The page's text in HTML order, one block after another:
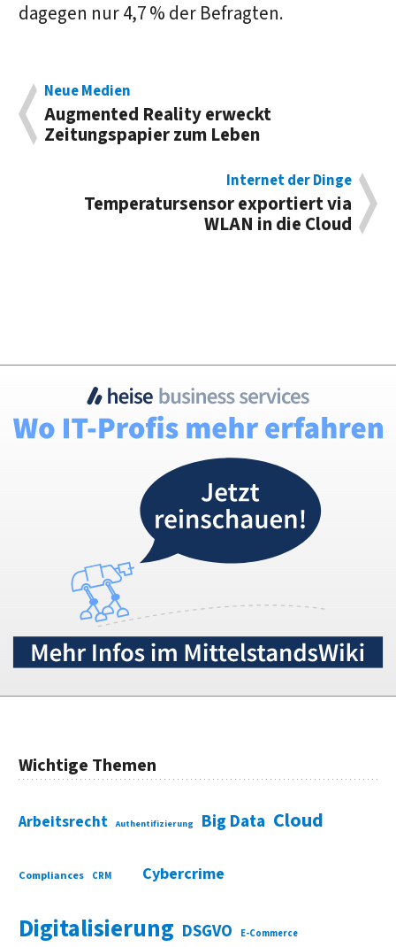
dagegen nur 4,7 % der Befragten.
Neue Medien
Augmented Reality erweckt
Zeitungspapier zum Leben
Internet der Dinge
Temperatur­sensor ex­por­tiert via
WLAN in die Cloud
Wichtige Themen
Arbeitsrecht Authentifizierung Big Data Cloud
Compliances CRM Cybercrime
Digitalisierung DSGVO E-Commerce